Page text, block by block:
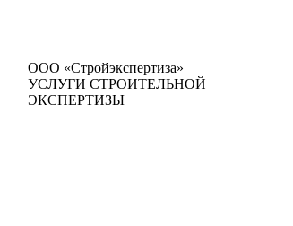
ООО «Стройэкспертиза»
УСЛУГИ СТРОИТЕЛЬНОЙ
ЭКСПЕРТИЗЫ